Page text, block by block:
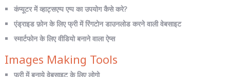
कंप्यूटर में व्हाट्सएप्प एप्प का उपयोग कैसे करे?
एंड्राइड फ़ोन के लिए फ्री में रिंगटोन डाउनलोड करने वाली वेबसाइट
स्मार्टफोन के लिए वीडियो बनाने वाला ऐप्स
Images Making Tools
फ्री में बनाये वेबसाइट के लिए लोगो